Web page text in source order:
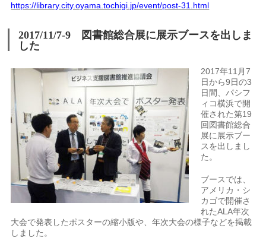
https://library.city.oyama.tochigi.jp/event/post-31.html
2017/11/7-9 図書館総合展に展示ブースを出しま
した
2017年11月7
日から9日の3
日間、パシフ
ィコ横浜で開
催された第19
回図書館総合
展に展示ブー
スを出しまし
た。
ブースでは、
アメリカ・シ
カゴで開催さ
れたALA年次
大会で発表したポスターの縮小版や、年次大会の様子などを掲載
しました。